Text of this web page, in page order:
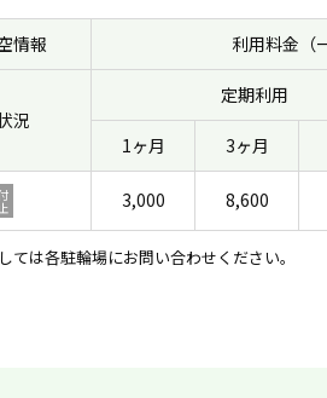
情報 利用料金（
況
定期利用
1ヶ月
3ヶ月
3,000 8,600
は各駐輪場にお問い合わせください。